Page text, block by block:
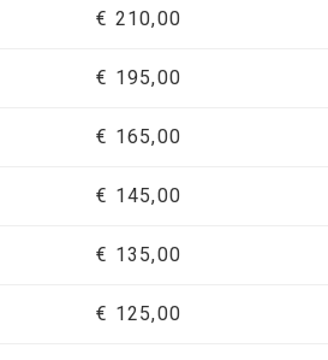
€ 210,00
€ 195,00
€ 165,00
€ 145,00
€ 135,00
€ 125,00